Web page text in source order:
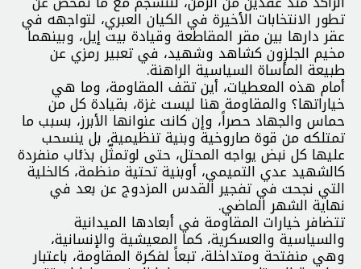
تطور الانتخابات الأخيرة في الكيان العبري، لتواجهه في
عقر دارها بين مقر المقاطعة وقيادة بيت إيل، وبينهما
مخيم الجلزون كشاهد وشهيد، في تعبير رمزي عن
طبيعة المأساة السياسية الراهنة.
أمام هذه المعطيات، أين تقف المقاومة، وما هي
خياراتها؟ والمقاومة هنا ليست غزة، بقيادة كل من
حماس والجهاد حصراً، وإن كانت عنوانها الأبرز، بسبب ما
تمتلكه من قوة صاروخية وبنية تنظيمية، بل ينسحب
عليها كل نبض يواجه المحتل، حتى لوتمثّل بذئاب منفردة
كالشهيد عدي التميمي، أوبنية تحتية منظمة، كالخلية
التي نجحت في تفجير القدس المزدوج عن بعد في
نهاية الشهر الماضي.
تتضافر خيارات المقاومة في أبعادها الميدانية
والسياسية والعسكرية، كما المعيشية والإنسانية،
وهي منفتحة ومتداخلة، تبعاً لفكرة المقاومة، باعتبار